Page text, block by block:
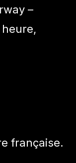
–
française.